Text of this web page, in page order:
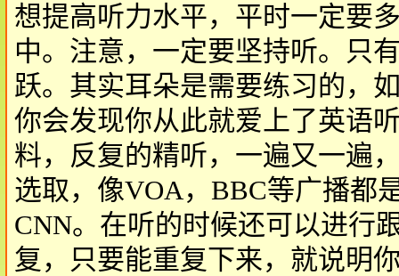
想提高听力水平，平时一定要
中。注意，一定要坚持听。只
跃。其实耳朵是需要练习的，
你会发现你从此就爱上了英语
料，反复的精听，一遍又一遍
选取，像VOA，BBC等广播都
CNN。在听的时候还可以进行
复，只要能重复下来，就说明